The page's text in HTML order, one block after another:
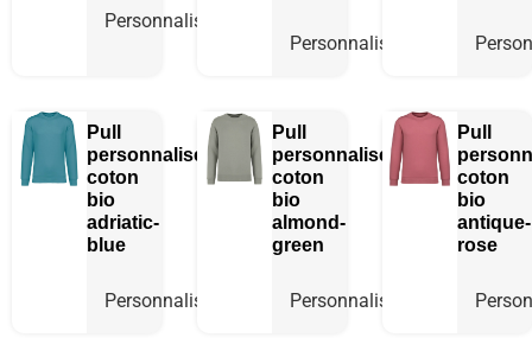
Personnaliser
Personnaliser
Pull
personnalisé
coton
bio
adriatic-
blue
Personnaliser
Pull
personnalisé
coton
bio
almond-
green
Personnaliser
Pull
coton
bio
antique-
rose